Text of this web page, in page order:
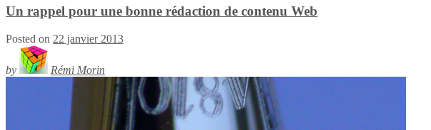
Un rappel pour une bonne rédaction de contenu Web
Posted on 22 janvier 2013
by Rémi Morin